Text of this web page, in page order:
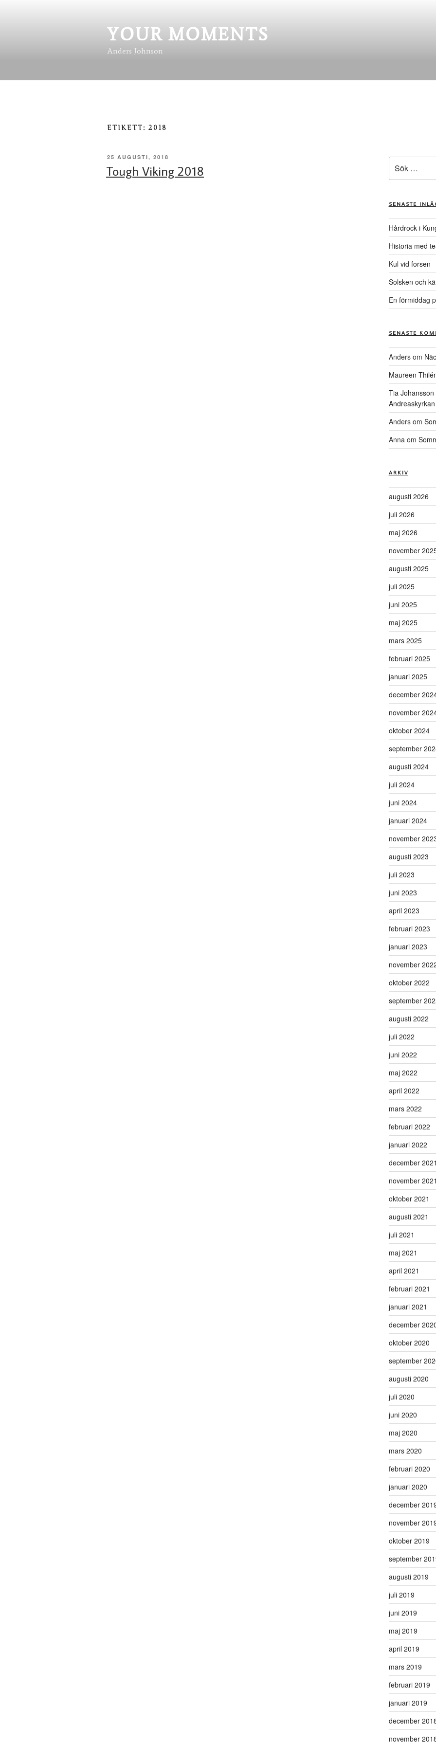
YOUR MOMENTS
Anders Johnson
ETIKETT: 2018
PUBLICERAT
25 AUGUSTI, 2018
Tough Viking 2018
efter:
SENASTE
Hårdrock i
Historia med
Kul vid forsen
Solsken och
En förmiddag
SENASTE
Andersom
Maureen
Tia Johansson
Andreaskyrkan
Andersom
Anna om
ARKIV
augusti 2026
juli 2026
maj 2026
november
augusti 2025
juli 2025
juni 2025
maj 2025
mars 2025
februari 2025
januari 2025
december
november
oktober 2024
september
augusti 2024
juli 2024
juni 2024
januari 2024
november
augusti 2023
juli 2023
juni 2023
april 2023
februari 2023
januari 2023
november
oktober 2022
september
augusti 2022
juli 2022
juni 2022
maj 2022
april 2022
mars 2022
februari 2022
januari 2022
december
november
oktober 2021
augusti 2021
juli 2021
maj 2021
april 2021
februari 2021
januari 2021
december
oktober 2020
september
augusti 2020
juli 2020
juni 2020
maj 2020
mars 2020
februari 2020
januari 2020
december
november
oktober 2019
september
augusti 2019
juli 2019
juni 2019
maj 2019
april 2019
mars 2019
februari 2019
januari 2019
december
november